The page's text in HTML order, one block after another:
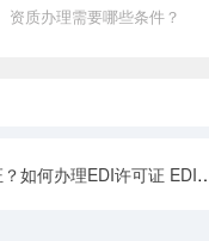
资质办理需要哪些条件？
理EDI许可证 EDI许可证有什么作用